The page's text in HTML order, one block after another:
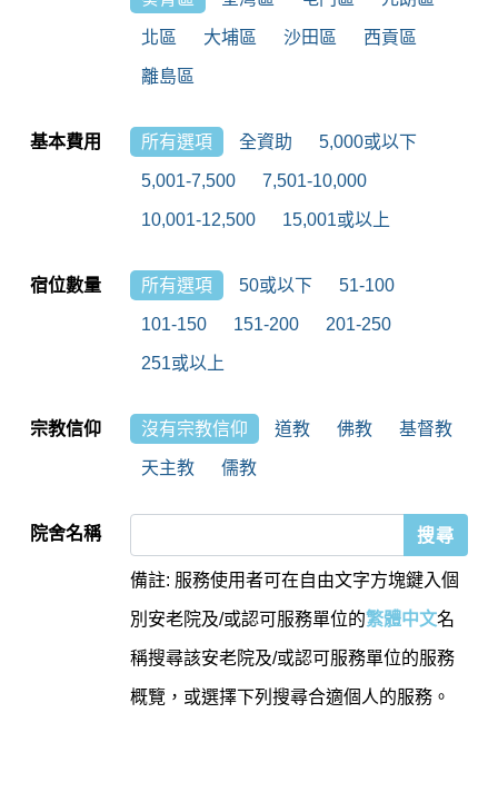
北區 大埔區 沙田區 西貢區
離島區
基本費用 所有選項 全資助 5,000或以下
5,001-7,500 7,501-10,000
10,001-12,500 15,001或以上
宿位數量 所有選項 50或以下 51-100
101-150 151-200 201-250
251或以上
宗教信仰 沒有宗教信仰 道教 佛教 基督教
天主教 儒教
院舍名稱
備註: 服務使用者可在自由文字方塊鍵入個
別安老院及/或認可服務單位的繁體中文名
稱搜尋該安老院及/或認可服務單位的服務
概覽，或選擇下列搜尋合適個人的服務。